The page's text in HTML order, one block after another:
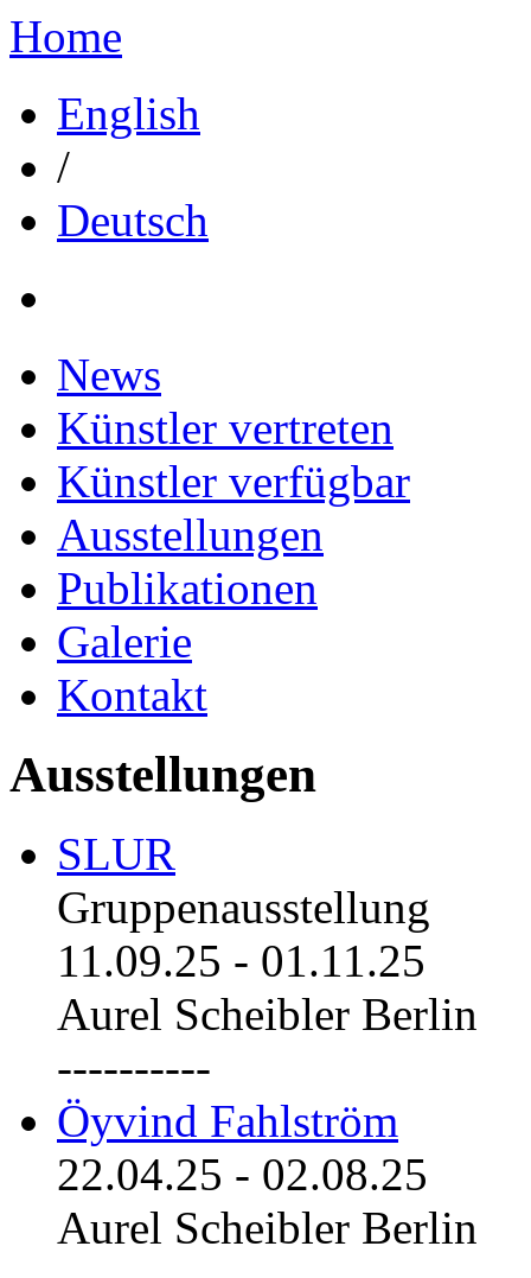
Home
English
/
Deutsch
News
Künstler vertreten
Künstler verfügbar
Ausstellungen
Publikationen
Galerie
Kontakt
Ausstellungen
SLUR
Gruppenausstellung
11.09.25 - 01.11.25
Aurel Scheibler Berlin
----------
Öyvind Fahlström
22.04.25 - 02.08.25
Aurel Scheibler Berlin